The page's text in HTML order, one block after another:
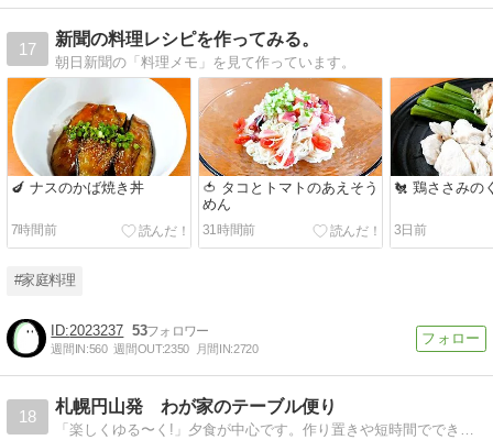
17
新聞の料理レシピを作ってみる。
朝日新聞の「料理メモ」を見て作っています。
🍆 ナスのかば焼き丼
7時間前
🍅 タコとトマトのあえそう
めん
31時間前
🐔 鶏ささみの
3日前
#家庭料理
2023237 53
週間IN:560 週間OUT:2350 月間IN:2720
18
札幌円山発 わが家のテーブル便り
「楽しくゆる〜く!」夕食が中心です。作り置きや短時間でできるメニュー。北海道の旬の食材を使ったメニューも豊富です。